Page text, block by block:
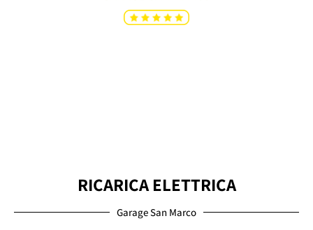
RICARICA ELETTRICA
Garage San Marco